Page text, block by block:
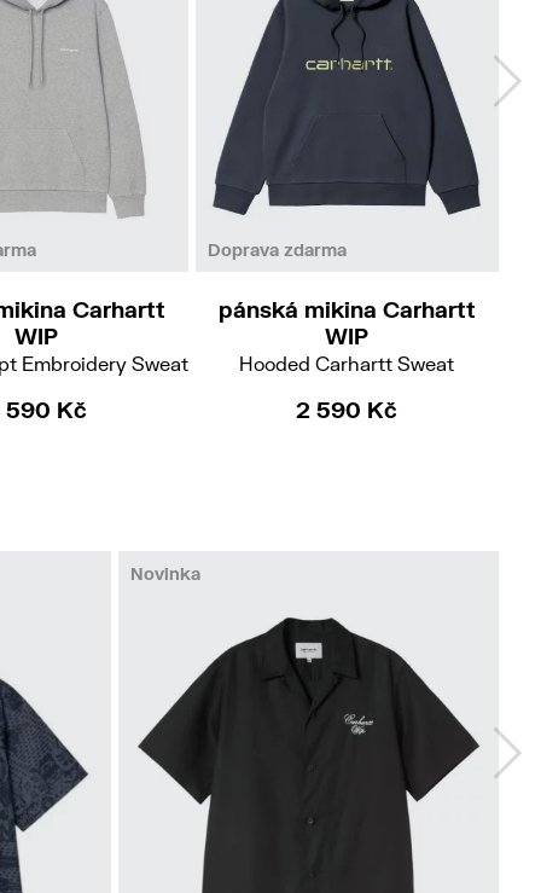
Carhartt
WIP
Embroidery Sweat
590 Kč
Doprava zdarma
L
pánská mikina Carhartt
WIP
Hooded Carhartt Sweat
2 590 Kč
Novinka